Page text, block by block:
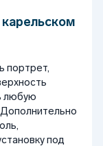
портрет,
любую
под